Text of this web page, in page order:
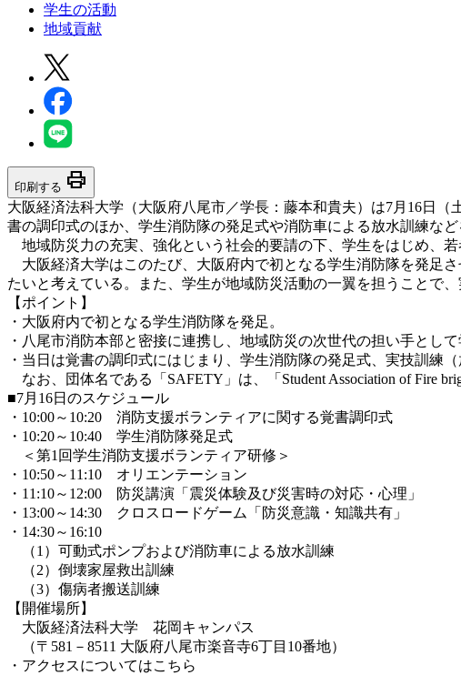
学生の活動
地域貢献
印刷する print
大阪経済法科大学（大阪府八尾市／学長：藤本和貴夫）は7月16日
書の調印式のほか、学生消防隊の発足式や消防車による放水訓練など
地域防災力の充実、強化という社会的要請の下、学生をはじめ、
大阪経済大学はこのたび、大阪府内で初となる学生消防隊を発足
たいと考えている。また、学生が地域防災活動の一翼を担うことで
【ポイント】
・大阪府内で初となる学生消防隊を発足。
・八尾市消防本部と密接に連携し、地域防災の次世代の担い手とし
・当日は覚書の調印式にはじまり、学生消防隊の発足式、実技訓練
なお、団体名である「SAFETY」は、「Student Association of Fire
■7月16日のスケジュール
・10:00～10:20 消防支援ボランティアに関する覚書調印式
・10:20～10:40 学生消防隊発足式
＜第1回学生消防支援ボランティア研修＞
・10:50～11:10 オリエンテーション
・11:10～12:00 防災講演「震災体験及び災害時の対応・心理」
・13:00～14:30 クロスロードゲーム「防災意識・知識共有」
・14:30～16:10
（1）可動式ポンプおよび消防車による放水訓練
（2）倒壊家屋救出訓練
（3）傷病者搬送訓練
【開催場所】
大阪経済法科大学 花岡キャンパス
（〒581－8511 大阪府八尾市楽音寺6丁目10番地）
・アクセスについてはこちら